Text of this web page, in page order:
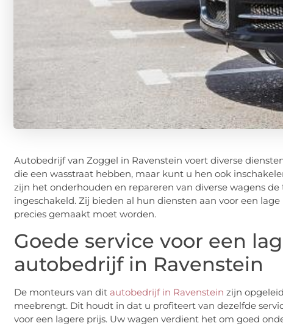
Autobedrijf van Zoggel in Ravenstein voert diverse
die een wasstraat hebben, maar kunt u hen ook
zijn het onderhouden en repareren van diverse wagens
ingeschakeld. Zij bieden al hun diensten aan voor een
precies gemaakt moet worden.
Goede service voor een
autobedrijf in Ravenstein
De monteurs van dit autobedrijf in Ravenstein zijn
meebrengt. Dit houdt in dat u profiteert van dezelfde
voor een lagere prijs. Uw wagen verdient het om goed